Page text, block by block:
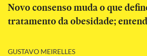
Novo consenso muda o que
tratamento da obesidade;
GUSTAVO MEIRELLES